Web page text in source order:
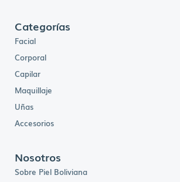
Categorías
Facial
Corporal
Capilar
Maquillaje
Uñas
Accesorios
Nosotros
Sobre Piel Boliviana